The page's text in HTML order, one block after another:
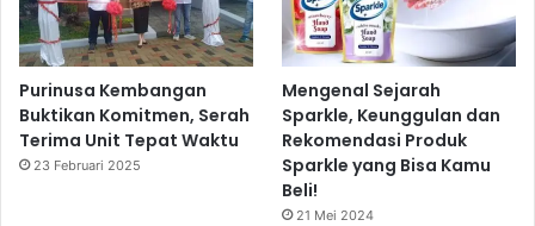
Purinusa Kembangan
Buktikan Komitmen, Serah
Terima Unit Tepat Waktu
23 Februari 2025
Mengenal Sejarah
Sparkle, Keunggulan dan
Rekomendasi Produk
Sparkle yang Bisa Kamu
Beli!
21 Mei 2024